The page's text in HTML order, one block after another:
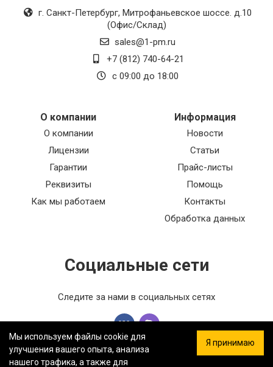
г. Санкт-Петербург, Митрофаньевское шоссе. д.10
(Офис/Склад)
sales@1-pm.ru
+7 (812) 740-64-21
с 09:00 до 18:00
О компании
О компании
Лицензии
Гарантии
Реквизиты
Как мы работаем
Информация
Новости
Статьи
Прайс-листы
Помощь
Контакты
Обработка данных
Социальные сети
Следите за нами в социальных сетях
Мы используем файлы cookie для
улучшения вашего опыта, анализа
нашего трафика, а также для
Я принимаю